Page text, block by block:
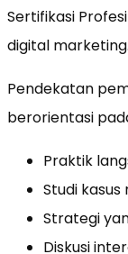
Sertifikasi
digital marketing.
Pendekatan
berorientasi
Praktik
Studi kasus
Strategi
Diskusi